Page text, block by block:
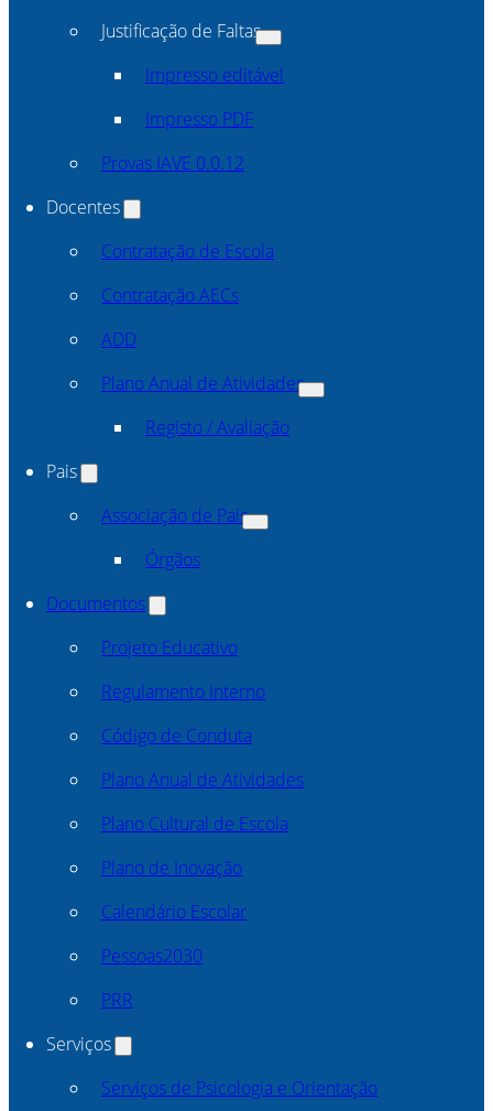
Justificação de Faltas
Impresso editável
Impresso PDF
Provas IAVE 0.0.12
Docentes
Contratação de Escola
Contratação AECs
ADD
Plano Anual de Atividades
Registo / Avaliação
Pais
Associação de Pais
Órgãos
Documentos
Projeto Educativo
Regulamento Interno
Código de Conduta
Plano Anual de Atividades
Plano Cultural de Escola
Plano de Inovação
Calendário Escolar
Pessoas2030
PRR
Serviços
Serviços de Psicologia e Orientação